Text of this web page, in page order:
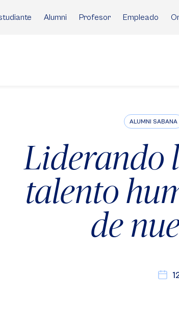
Alumni Profesor Empleado
ALUMNI SABANA
Liderando
talento
de